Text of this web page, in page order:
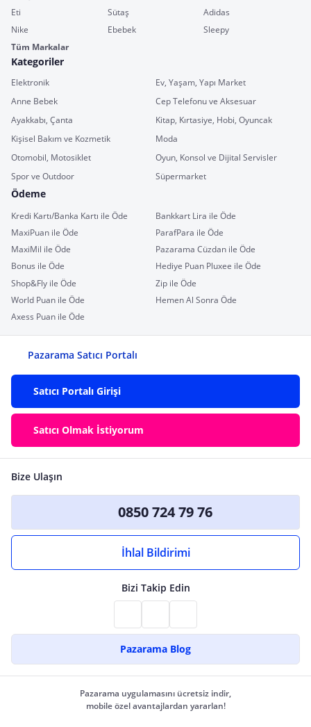
Eti
Sütaş
Adidas
Nike
Ebebek
Sleepy
Tüm Markalar
Kategoriler
Elektronik
Ev, Yaşam, Yapı Market
Anne Bebek
Cep Telefonu ve Aksesuar
Ayakkabı, Çanta
Kitap, Kırtasiye, Hobi, Oyuncak
Kişisel Bakım ve Kozmetik
Moda
Otomobil, Motosiklet
Oyun, Konsol ve Dijital Servisler
Spor ve Outdoor
Süpermarket
Ödeme
Kredi Kartı/Banka Kartı ile Öde
Bankkart Lira ile Öde
MaxiPuan ile Öde
ParafPara ile Öde
MaxiMil ile Öde
Pazarama Cüzdan ile Öde
Bonus ile Öde
Hediye Puan Pluxee ile Öde
Shop&Fly ile Öde
Zip ile Öde
World Puan ile Öde
Hemen Al Sonra Öde
Axess Puan ile Öde
Pazarama Satıcı Portalı
Satıcı Portalı Girişi
Satıcı Olmak İstiyorum
Bize Ulaşın
0850 724 79 76
İhlal Bildirimi
Bizi Takip Edin
Pazarama Blog
Pazarama uygulamasını ücretsiz indir,
mobile özel avantajlardan yararlan!